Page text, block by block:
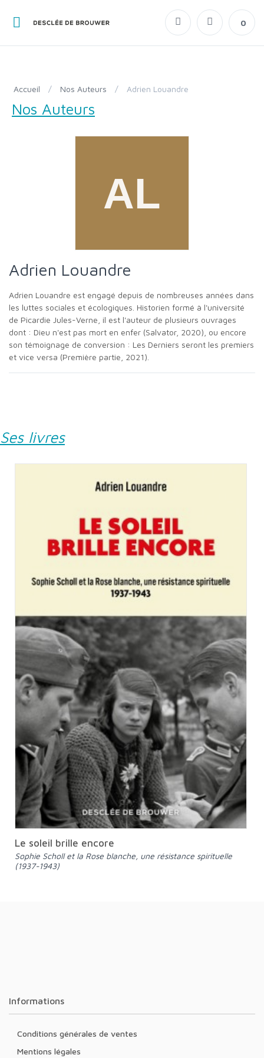
0
Accueil / Nos Auteurs / Adrien Louandre
Nos Auteurs
Adrien Louandre
Adrien Louandre est engagé depuis de nombreuses années dans
les luttes sociales et écologiques. Historien formé à l'université
de Picardie Jules-Verne, il est l'auteur de plusieurs ouvrages
dont : Dieu n'est pas mort en enfer (Salvator, 2020), ou encore
son témoignage de conversion : Les Derniers seront les premiers
et vice versa (Première partie, 2021).
Ses livres
Le soleil brille encore
Sophie Scholl et la Rose blanche, une résistance spirituelle
(1937-1943)
Informations
Conditions générales de ventes
Mentions légales